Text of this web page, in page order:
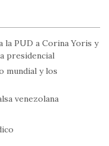
la PUD a Corina Yoris y
presidencial
mundial y los
venezolana